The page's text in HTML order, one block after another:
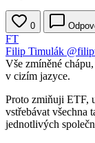
0
FT
Filip Timulák
Vše zmíněné
v cizím jazyce.
Proto zmiňuji ETF,
vstřebávat všechna
jednotlivých